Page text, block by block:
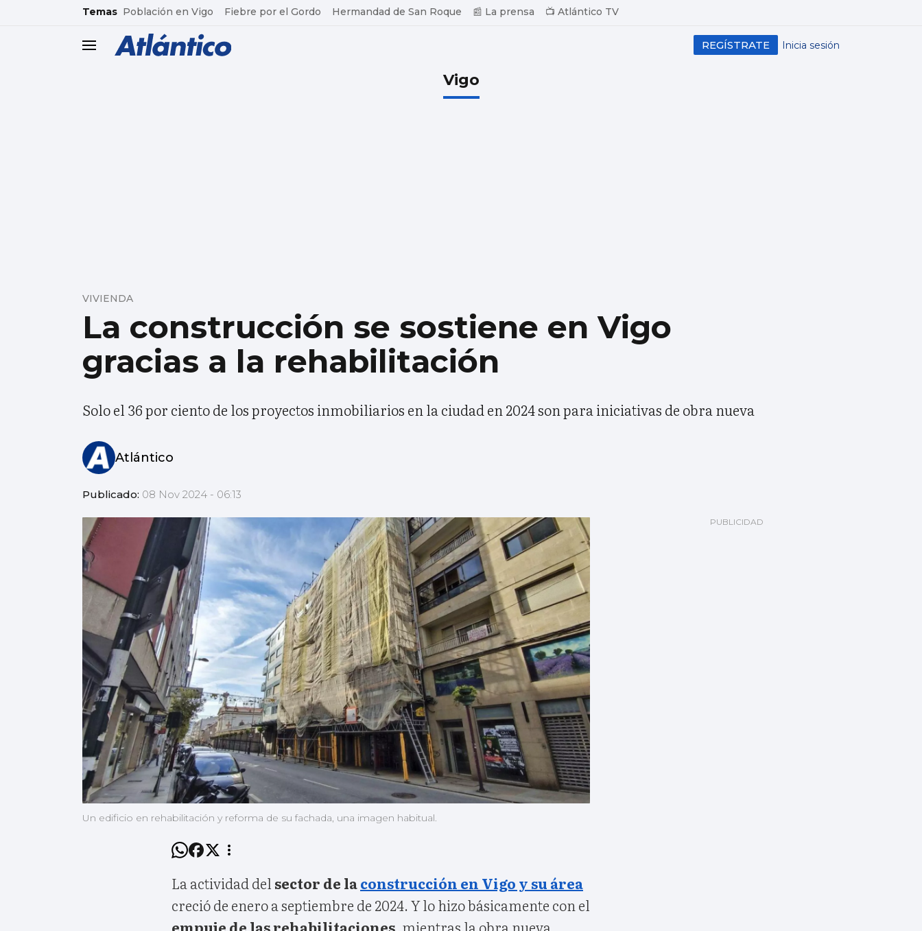
common.go-to-content
Temas Población en Vigo Fiebre por el Gordo Hermandad de San Roque 📰 La prensa 📺 Atlántico TV
header.menu.open Inicia sesión
REGÍSTRATE
Vigo
La construcción se sostiene en Vigo
gracias a la rehabilitación
VIVIENDA
Solo el 36 por ciento de los proyectos inmobiliarios en la ciudad en 2024 son para iniciativas de obra nueva
Atlántico
Publicado: 08 Nov 2024 - 06:13
Un edificio en rehabilitación y reforma de su fachada, una imagen habitual.
La actividad del sector de laconstrucción en Vigo y su área
creció de enero a septiembre de 2024. Y lo hizo básicamente con el
empuje de las rehabilitaciones, mientras la obra nueva